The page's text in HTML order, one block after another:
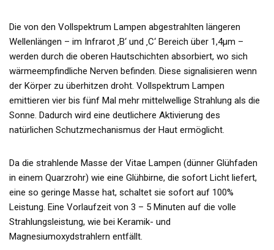
Die von den Vollspektrum Lampen abgestrahlten längeren
Wellenlängen – im Infrarot ‚B‘ und ‚C‘ Bereich über 1,4µm –
werden durch die oberen Hautschichten absorbiert, wo sich
wärmeempfindliche Nerven befinden. Diese signalisieren wenn
der Körper zu überhitzen droht. Vollspektrum Lampen
emittieren vier bis fünf Mal mehr mittelwellige Strahlung als die
Sonne. Dadurch wird eine deutlichere Aktivierung des
natürlichen Schutzmechanismus der Haut ermöglicht.
Da die strahlende Masse der Vitae Lampen (dünner Glühfaden
in einem Quarzrohr) wie eine Glühbirne, die sofort Licht liefert,
eine so geringe Masse hat, schaltet sie sofort auf 100%
Leistung. Eine Vorlaufzeit von 3 – 5 Minuten auf die volle
Strahlungsleistung, wie bei Keramik- und
Magnesiumoxydstrahlern entfällt.